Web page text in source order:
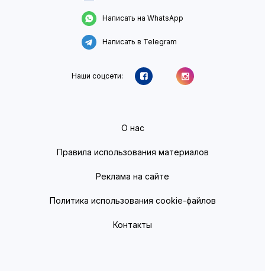
Написать на WhatsApp
Написать в Telegram
Наши соцсети:
О нас
Правила использования материалов
Реклама на сайте
Политика использования cookie-файлов
Контакты